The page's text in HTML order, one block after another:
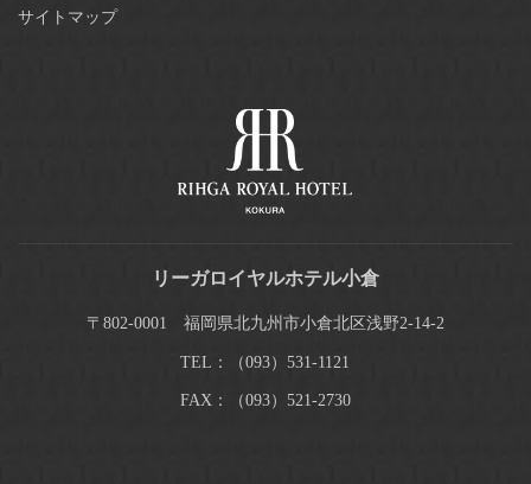
サイトマップ
リーガロイヤルホテル小倉
〒802-0001 福岡県北九州市小倉北区浅野2-14-2
TEL：（093）531-1121
FAX：（093）521-2730